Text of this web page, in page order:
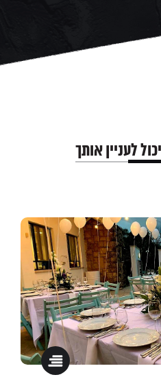
לעניין אותך